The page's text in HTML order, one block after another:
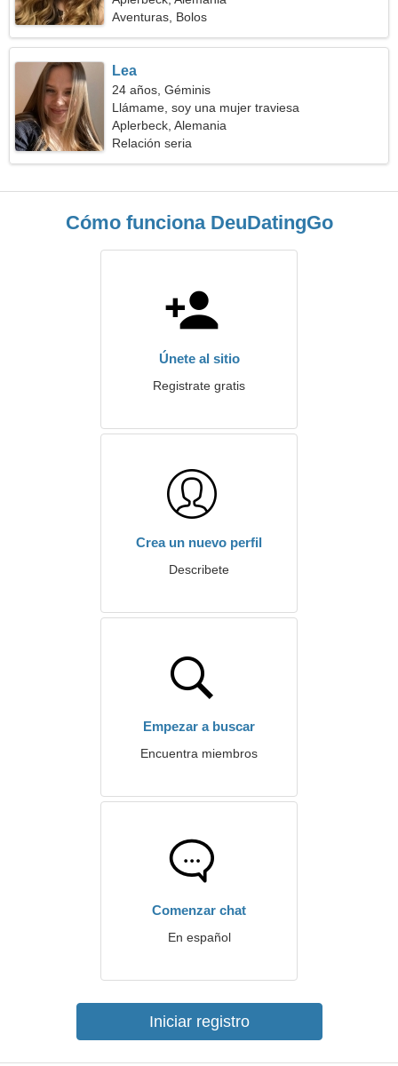
Aventuras, Bolos
Lea
24 años, Géminis
Llámame, soy una mujer traviesa
Aplerbeck, Alemania
Relación seria
Cómo funciona DeuDatingGo
Únete al sitio
Registrate gratis
Crea un nuevo perfil
Describete
Empezar a buscar
Encuentra miembros
Comenzar chat
En español
Iniciar registro